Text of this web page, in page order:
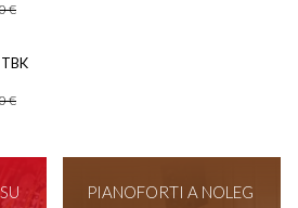
€
€
PIANOFORTI A NOLEG